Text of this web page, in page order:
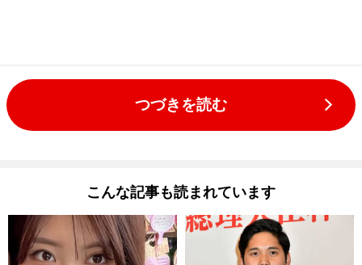
つづきを読む
こんな記事も読まれています